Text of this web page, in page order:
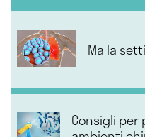
Ma la
Consigli per